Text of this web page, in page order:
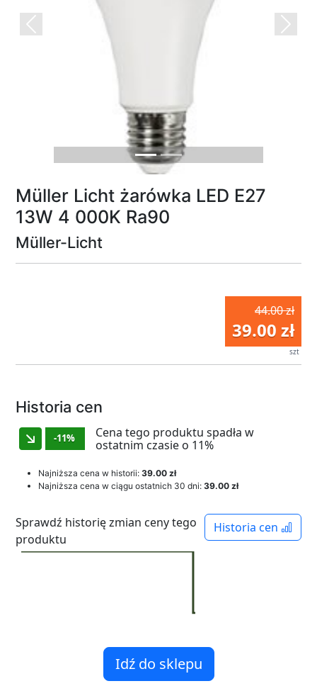
Previous Next
Müller Licht żarówka LED E27
13W 4 000K Ra90
Müller-Licht
44.00 zł
39.00 zł
szt
Historia cen
-11%
Cena tego produktu spadła w
ostatnim czasie o 11%
Najniższa cena w historii: 39.00 zł
Najniższa cena w ciągu ostatnich 30 dni: 39.00 zł
Historia cen
Sprawdź historię zmian ceny tego
produktu
Idź do sklepu